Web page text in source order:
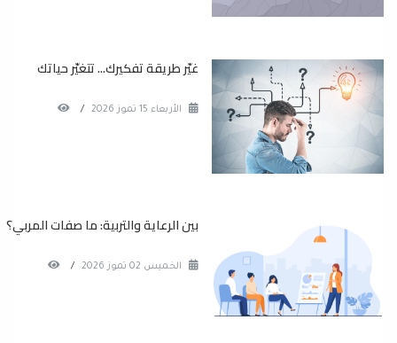
غيّر طريقة تفكيرك... تتغيّر حياتك
الأربعاء 15 تموز 2026 /
بين الرعاية والتربية: ما صفات المربي؟
الخميس 02 تموز 2026 /